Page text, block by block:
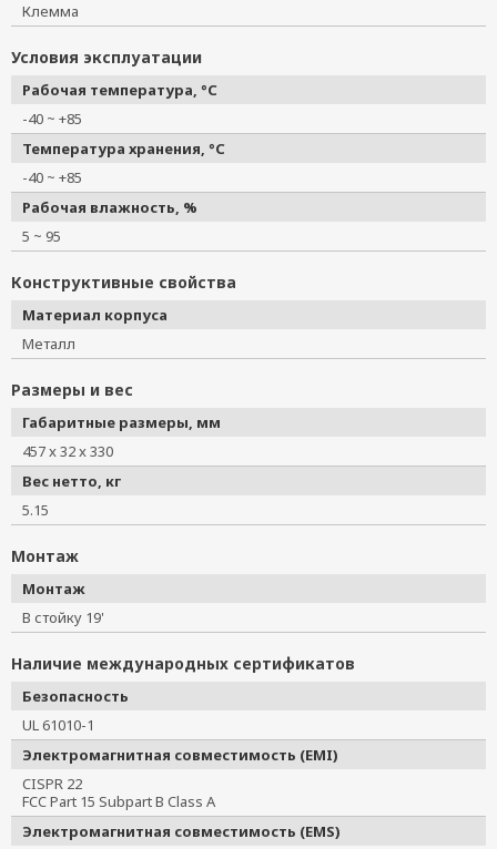
Клемма
Условия эксплуатации
Рабочая температура, °C
-40 ~ +85
Температура хранения, °C
-40 ~ +85
Рабочая влажность, %
5 ~ 95
Конструктивные свойства
Материал корпуса
Металл
Размеры и вес
Габаритные размеры, мм
457 x 32 x 330
Вес нетто, кг
5.15
Монтаж
Монтаж
В стойку 19'
Наличие международных сертификатов
Безопасность
UL 61010-1
Электромагнитная совместимость (EMI)
CISPR 22
FCC Part 15 Subpart B Class A
Электромагнитная совместимость (EMS)